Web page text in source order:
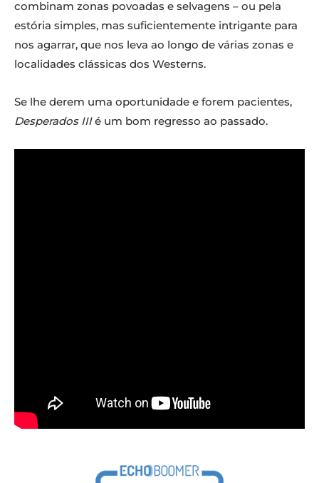
combinam zonas povoadas e selvagens – ou pela
estória simples, mas suficientemente intrigante para
nos agarrar, que nos leva ao longo de várias zonas e
localidades clássicas dos Westerns.
Se lhe derem uma oportunidade e forem pacientes,
Desperados IIIé um bom regresso ao passado.